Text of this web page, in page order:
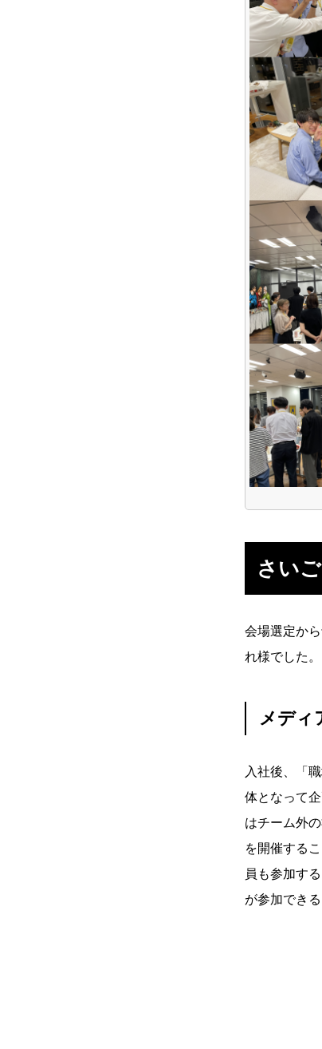
さい
会場選定か
れ様でした。
メディ
入社後、「
体となって
はチーム外
を開催する
員も参加す
が参加でき